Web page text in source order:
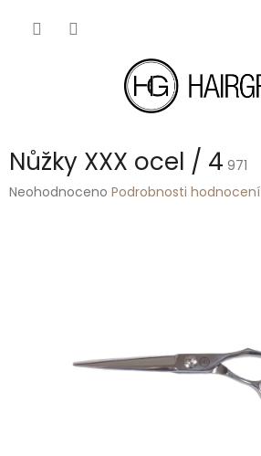
Nůžky XXX ocel / 4 971
Průměrné
Neohodnoceno Podrobnosti hodnocení